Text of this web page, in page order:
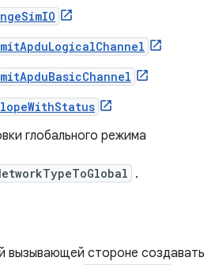
глобального режима
.
вызывающей стороне создавать